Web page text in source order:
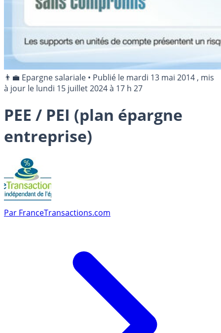
👨‍💼 Epargne salariale • Publié le mardi 13 mai 2014 , mis
à jour le lundi 15 juillet 2024 à 17 h 27
PEE / PEI (plan épargne
entreprise)
Par FranceTransactions.com